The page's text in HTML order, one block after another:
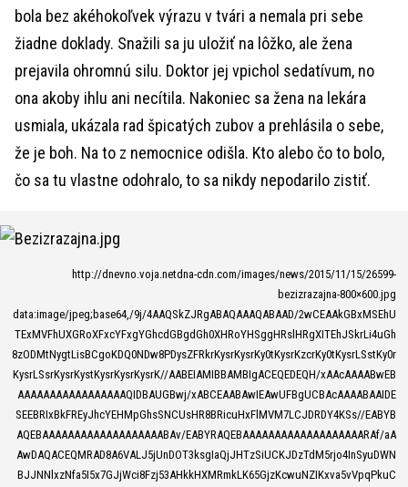
bola bez akéhokoľvek výrazu v tvári a nemala pri sebe
žiadne doklady. Snažili sa ju uložiť na lôžko, ale žena
prejavila ohromnú silu. Doktor jej vpichol sedatívum, no
ona akoby ihlu ani necítila. Nakoniec sa žena na lekára
usmiala, ukázala rad špicatých zubov a prehlásila o sebe,
že je boh. Na to z nemocnice odišla. Kto alebo čo to bolo,
čo sa tu vlastne odohralo, to sa nikdy nepodarilo zistiť.
http://dnevno.voja.netdna-cdn.com/images/news/2015/11/15/26599-
bezizrazajna-800×600.jpg
data:image/jpeg;base64,/9j/4AAQSkZJRgABAQAAAQABAAD/2wCEAAkGBxMSEhU
TExMVFhUXGRoXFxcYFxgYGhcdGBgdGh0XHRoYHSggHRslHRgXITEhJSkrLi4uGh
8zODMtNygtLisBCgoKDQ0NDw8PDysZFRkrKysrKysrKy0tKysrKzcrKy0tKysrLSstKy0r
KysrLSsrKysrKystKysrKysrKysrK//AABEIAMIBBAMBIgACEQEDEQH/xAAcAAAABwEB
AAAAAAAAAAAAAAAAAQIDBAUGBwj/xABCEAABAwIEAwUFBgUCBAcAAAABAAIDE
SEEBRIxBkFREyJhcYEHMpGhsSNCUsHR8BRicuHxFlMVM7LCJDRDY4KSs//EABYB
AQEBAAAAAAAAAAAAAAAAAAABAv/EABYRAQEBAAAAAAAAAAAAAAAAAAARAf/aA
AwDAQACEQMRAD8A6VALJ5jUnDOT3ksgIaQjJHTzSiUCKJDzTdM5rjo4InSyuDWN
BJJNNlxzNfa5I5x7GJjWci8Fzj53AHkkHXMRmkLK65GjzKcwuNZIKxva5vVpqPkuC